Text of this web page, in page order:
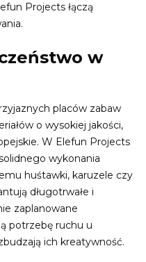
Projects łączą
w
placów zabaw
o wysokiej jakości,
W Elefun Projects
wykonania
huśtawki, karuzele czy
długotrwałe i
zaplanowane
potrzebę ruchu u
ich kreatywność.